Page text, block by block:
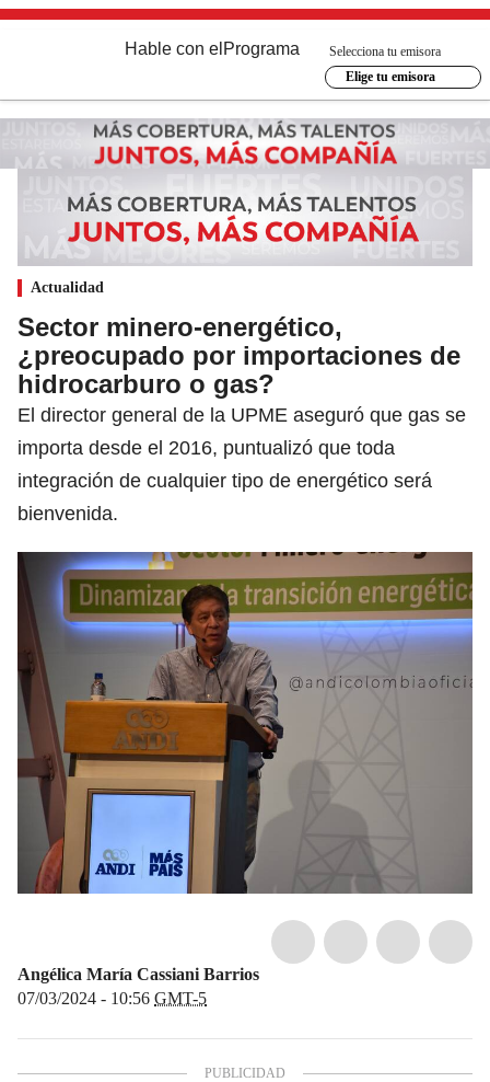
Hable con el Programa
Selecciona tu emisora
Elige tu emisora
Actualidad
Sector minero-energético,
¿preocupado por importaciones de
hidrocarburo o gas?
El director general de la UPME aseguró que gas se
importa desde el 2016, puntualizó que toda
integración de cualquier tipo de energético será
bienvenida.
Angélica María Cassiani Barrios
07/03/2024 - 10:56 GMT-5